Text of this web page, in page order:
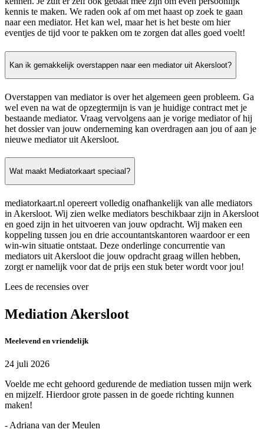
kennis te maken. We raden ook af om met haast op zoek te gaan
naar een mediator. Het kan wel, maar het is het beste om hier
eventjes de tijd voor te pakken om te zorgen dat alles goed voelt!
Kan ik gemakkelijk overstappen naar een mediator uit Akersloot?
Overstappen van mediator is over het algemeen geen probleem. Ga
wel even na wat de opzegtermijn is van je huidige contract met je
bestaande mediator. Vraag vervolgens aan je vorige mediator of hij
het dossier van jouw onderneming kan overdragen aan jou of aan je
nieuwe mediator uit Akersloot.
Wat maakt Mediatorkaart speciaal?
mediatorkaart.nl opereert volledig onafhankelijk van alle mediators
in Akersloot. Wij zien welke mediators beschikbaar zijn in Akersloot
en goed zijn in het uitvoeren van jouw opdracht. Wij maken een
koppeling tussen jou en drie accountantskantoren waardoor er een
win-win situatie ontstaat. Deze onderlinge concurrentie van
mediators uit Akersloot die jouw opdracht graag willen hebben,
zorgt er namelijk voor dat de prijs een stuk beter wordt voor jou!
Lees de recensies over
Mediation Akersloot
Meelevend en vriendelijk
24 juli 2026
Voelde me echt gehoord gedurende de mediation tussen mijn werk
en mijzelf. Hierdoor grote passen in de goede richting kunnen
maken!
- Adriana van der Meulen